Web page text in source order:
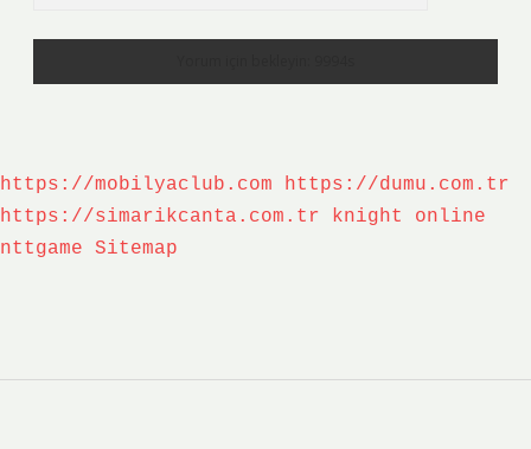
https://mobilyaclub.com
https://dumu.com.tr
https://simarikcanta.com.tr
knight online
nttgame
Sitemap